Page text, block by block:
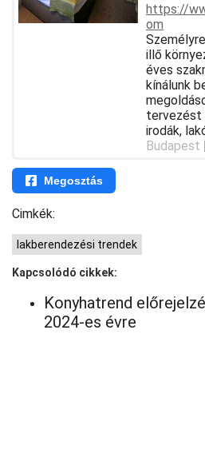
https://
om
illő
éves
kínálunk
tervezést
irodák,
Budapest
Megosztás
Cimkék:
lakberendezési trendek
Kapcsolódó cikkek:
Konyhatrend
2024-es évre